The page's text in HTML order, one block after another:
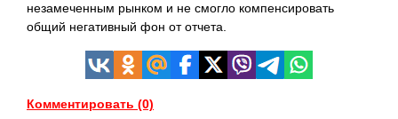
незамеченным рынком и не смогло компенсировать
общий негативный фон от отчета.
Комментировать (0)